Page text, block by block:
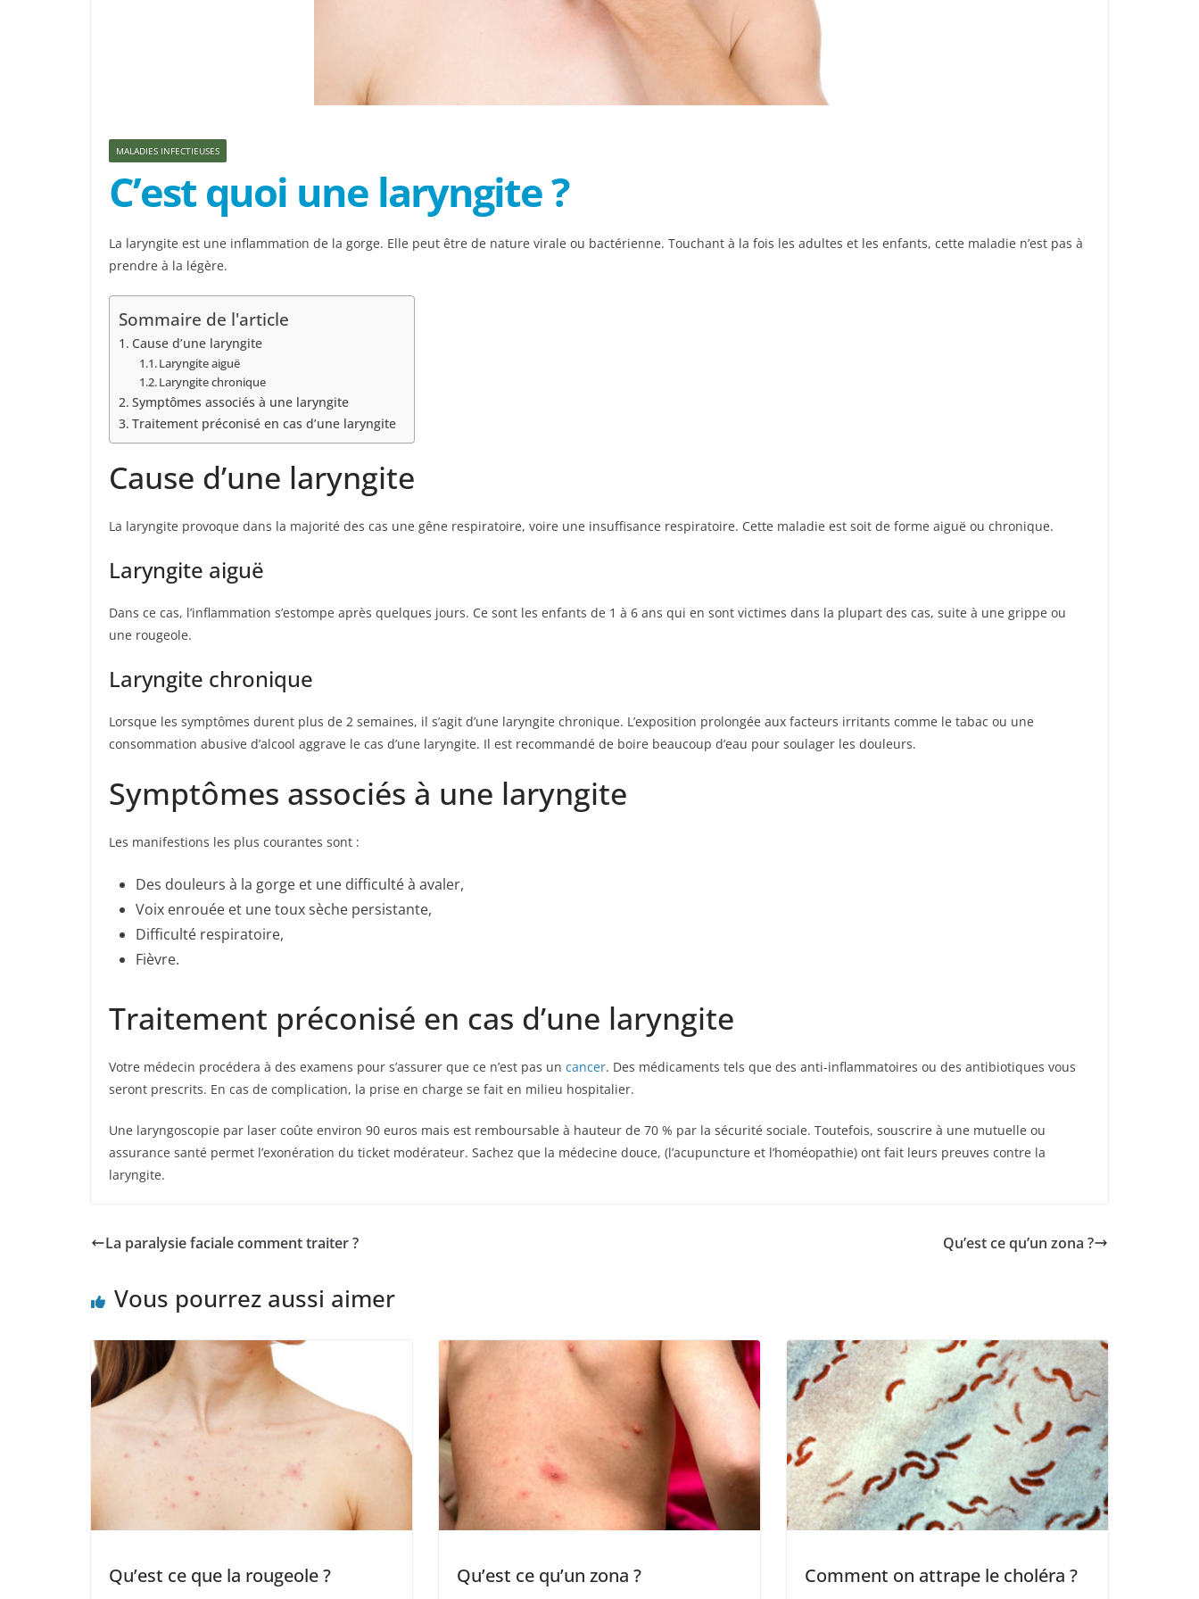
MALADIES INFECTIEUSES
C’est quoi une laryngite ?
La laryngite est une inflammation de la gorge. Elle peut être de nature virale ou bactérienne. Touchant à la fois les adultes et les enfants, cette maladie n’est pas à
prendre à la légère.
Sommaire de l'article
Cause d’une laryngite
Laryngite aiguë
Laryngite chronique
Symptômes associés à une laryngite
Traitement préconisé en cas d’une laryngite
Cause d’une laryngite
La laryngite provoque dans la majorité des cas une gêne respiratoire, voire une insuffisance respiratoire. Cette maladie est soit de forme aiguë ou chronique.
Laryngite aiguë
Dans ce cas, l’inflammation s’estompe après quelques jours. Ce sont les enfants de 1 à 6 ans qui en sont victimes dans la plupart des cas, suite à une grippe ou
une rougeole.
Laryngite chronique
Lorsque les symptômes durent plus de 2 semaines, il s’agit d’une laryngite chronique. L’exposition prolongée aux facteurs irritants comme le tabac ou une
consommation abusive d’alcool aggrave le cas d’une laryngite. Il est recommandé de boire beaucoup d’eau pour soulager les douleurs.
Symptômes associés à une laryngite
Les manifestions les plus courantes sont :
Des douleurs à la gorge et une difficulté à avaler,
Voix enrouée et une toux sèche persistante,
Difficulté respiratoire,
Fièvre.
Traitement préconisé en cas d’une laryngite
Votre médecin procédera à des examens pour s’assurer que ce n’est pas un cancer. Des médicaments tels que des anti-inflammatoires ou des antibiotiques vous
seront prescrits. En cas de complication, la prise en charge se fait en milieu hospitalier.
Une laryngoscopie par laser coûte environ 90 euros mais est remboursable à hauteur de 70 % par la sécurité sociale. Toutefois, souscrire à une mutuelle ou
assurance santé permet l’exonération du ticket modérateur. Sachez que la médecine douce, (l’acupuncture et l’homéopathie) ont fait leurs preuves contre la
laryngite.
La paralysie faciale comment traiter ? Qu’est ce qu’un zona ?
Vous pourrez aussi aimer
Qu’est ce que la rougeole ? Qu’est ce qu’un zona ? Comment on attrape le choléra ?